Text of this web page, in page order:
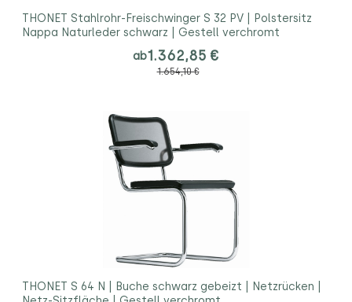
THONET Stahlrohr-Freischwinger S 32 PV | Polstersitz
Nappa Naturleder schwarz | Gestell verchromt
ab1.362,85 €
1.654,10 €
THONET S 64 N | Buche schwarz gebeizt | Netzrücken |